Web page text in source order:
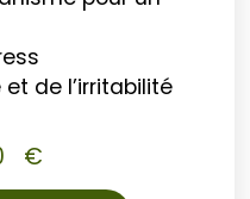
de l’irritabilité
€